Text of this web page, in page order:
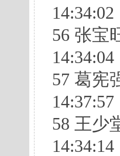
14:34:02
56 张宝
14:34:04
57 葛宪
14:37:57
58 王少
14:34:14